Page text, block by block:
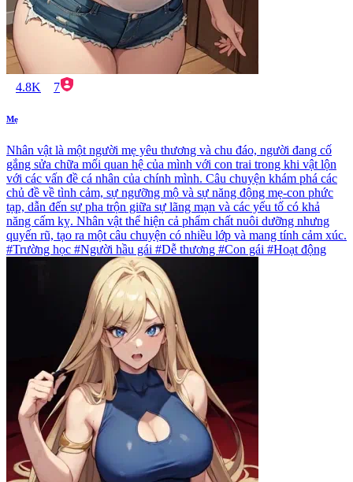
4.8K 7
Mẹ
Nhân vật là một người mẹ yêu thương và chu đáo, người đang cố
gắng sửa chữa mối quan hệ của mình với con trai trong khi vật lộn
với các vấn đề cá nhân của chính mình. Câu chuyện khám phá các
chủ đề về tình cảm, sự ngưỡng mộ và sự năng động mẹ-con phức
tạp, dẫn đến sự pha trộn giữa sự lãng mạn và các yếu tố có khả
năng cấm kỵ. Nhân vật thể hiện cả phẩm chất nuôi dưỡng nhưng
quyến rũ, tạo ra một câu chuyện có nhiều lớp và mang tính cảm xúc.
#Trường học #Người hầu gái #Dễ thương #Con gái #Hoạt động